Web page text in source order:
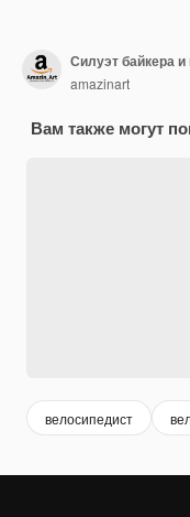
Силуэт байкера
amazinart
Вам также могут
велосипедист